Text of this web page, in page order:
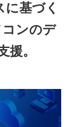
基づく
ンのデ
援。